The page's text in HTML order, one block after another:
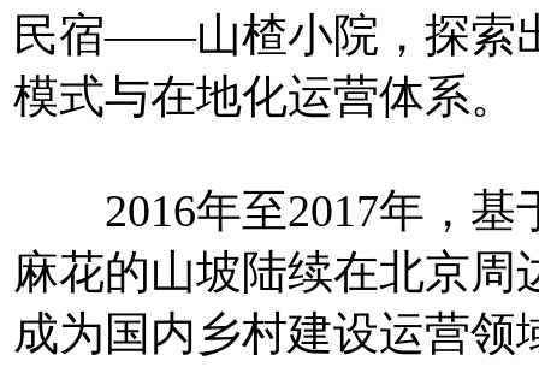
民宿——山楂小院，探索
模式与在地化运营体系。
2016年至2017年，基
麻花的山坡陆续在北京
成为国内乡村建设运营领